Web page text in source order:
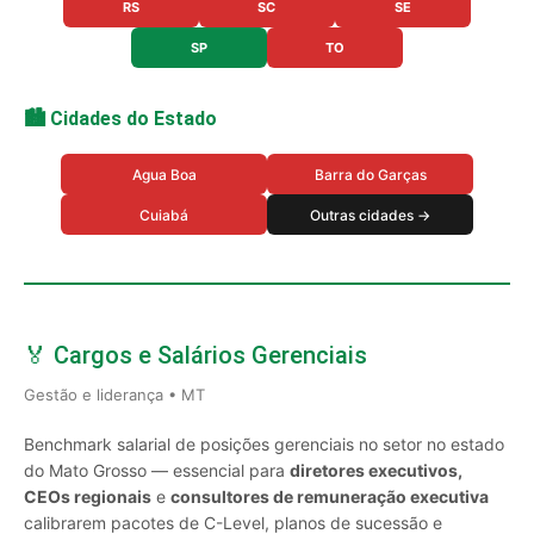
RS SC SE
SP TO
🏙️ Cidades do Estado
Agua Boa Barra do Garças
Cuiabá Outras cidades →
🏅 Cargos e Salários Gerenciais
Gestão e liderança • MT
Benchmark salarial de posições gerenciais no setor no estado
do Mato Grosso — essencial para diretores executivos,
CEOs regionais e consultores de remuneração executiva
calibrarem pacotes de C-Level, planos de sucessão e